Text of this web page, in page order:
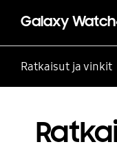
Ratkaisut ja vinkit